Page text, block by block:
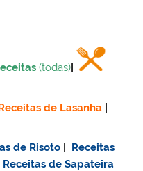
(todas)
de Lasanha
de Risoto
Receitas
Receitas de Sapateira